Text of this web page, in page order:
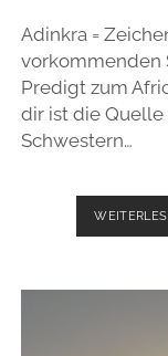
Adinkra =
Predigt zum
dir ist die Quelle
Schwestern…